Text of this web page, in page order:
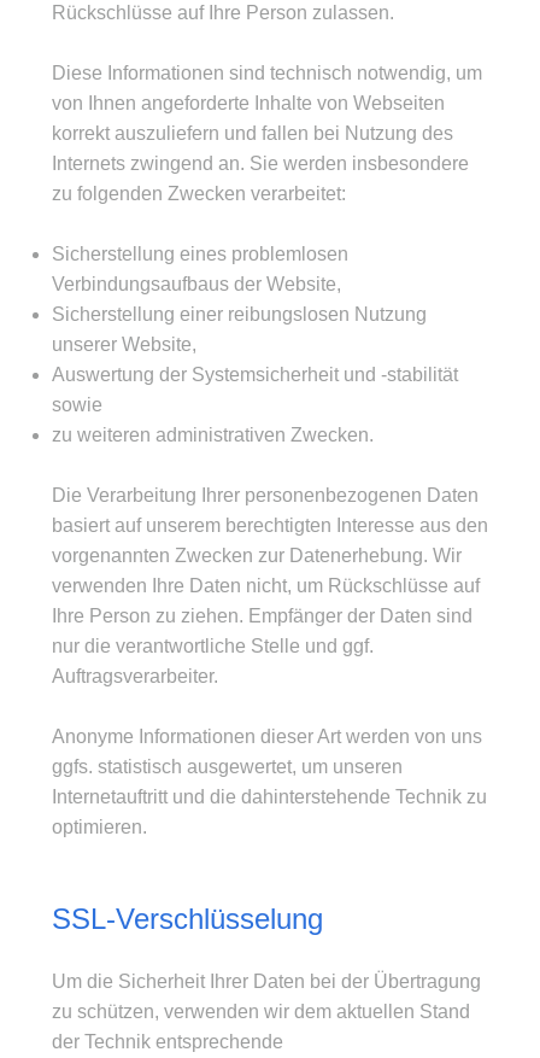
Rückschlüsse auf Ihre Person zulassen.
Diese Informationen sind technisch notwendig, um
von Ihnen angeforderte Inhalte von Webseiten
korrekt auszuliefern und fallen bei Nutzung des
Internets zwingend an. Sie werden insbesondere
zu folgenden Zwecken verarbeitet:
Sicherstellung eines problemlosen
Verbindungsaufbaus der Website,
Sicherstellung einer reibungslosen Nutzung
unserer Website,
Auswertung der Systemsicherheit und -stabilität
sowie
zu weiteren administrativen Zwecken.
Die Verarbeitung Ihrer personenbezogenen Daten
basiert auf unserem berechtigten Interesse aus den
vorgenannten Zwecken zur Datenerhebung. Wir
verwenden Ihre Daten nicht, um Rückschlüsse auf
Ihre Person zu ziehen. Empfänger der Daten sind
nur die verantwortliche Stelle und ggf.
Auftragsverarbeiter.
Anonyme Informationen dieser Art werden von uns
ggfs. statistisch ausgewertet, um unseren
Internetauftritt und die dahinterstehende Technik zu
optimieren.
SSL-Verschlüsselung
Um die Sicherheit Ihrer Daten bei der Übertragung
zu schützen, verwenden wir dem aktuellen Stand
der Technik entsprechende